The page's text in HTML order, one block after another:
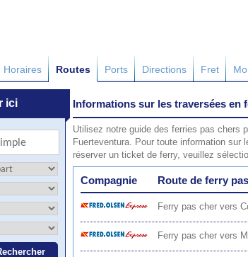
Horaires Routes Ports Directions Fret
Informations sur les traversées en
Utilisez notre guide des ferries pas chers
Fuerteventura. Pour toute information sur
réserver un ticket de ferry, veuillez
Compagnie Route de ferry
Ferry pas cher vers
Ferry pas cher vers